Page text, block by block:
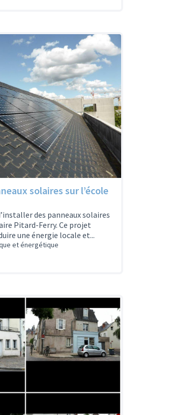
solaires sur l’école
des panneaux solaires
Pitard-Ferry. Ce projet
une énergie locale et...
et énergétique